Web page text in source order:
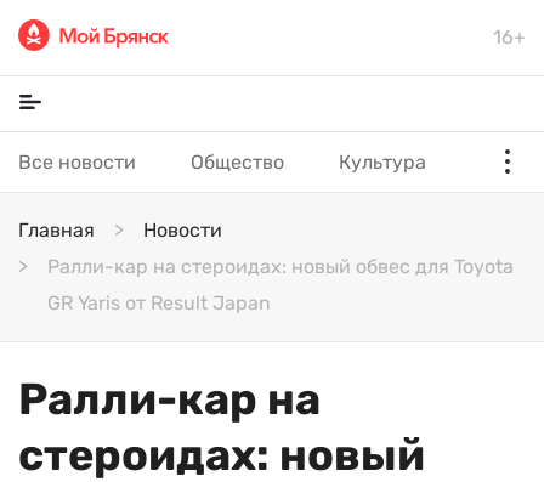
16+
Все новости Общество Культура
Главная
Новости
Ралли-кар на стероидах: новый обвес для Toyota
GR Yaris от Result Japan
Ралли-кар на
стероидах: новый